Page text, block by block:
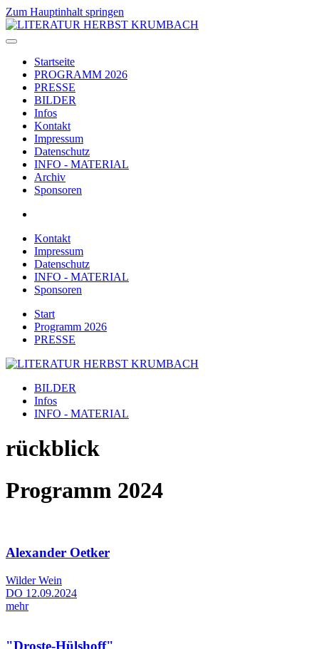
Zum Hauptinhalt springen
Startseite
PROGRAMM 2026
PRESSE
BILDER
Infos
Kontakt
Impressum
Datenschutz
INFO - MATERIAL
Archiv
Sponsoren
Kontakt
Impressum
Datenschutz
INFO - MATERIAL
Sponsoren
Start
Programm 2026
PRESSE
BILDER
Infos
INFO - MATERIAL
rückblick
Programm 2024
Alexander Oetker
Wilder Wein
DO 12.09.2024
mehr